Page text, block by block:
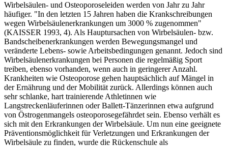
Wirbelsäulen- und Osteoporoseleiden werden von Jahr zu Jahr
häufiger. "In den letzten 15 Jahren haben die Krankschreibungen
wegen Wirbelsäulenerkrankungen um 3000 % zugenommen"
(KAISSER 1993, 4). Als Hauptursachen von Wirbelsäulen- bzw.
Bandscheibenerkrankungen werden Bewegungsmangel und
veränderte Lebens- sowie Arbeitsbedingungen genannt. Jedoch sind
Wirbelsäulenerkrankungen bei Personen die regelmäßig Sport
treiben, ebenso vorhanden, wenn auch in geringerer Anzahl.
Krankheiten wie Osteoporose gehen hauptsächlich auf Mängel in
der Ernährung und der Mobilität zurück. Allerdings können auch
sehr schlanke, hart trainierende Athletinnen wie
Langstreckenläuferinnen oder Ballett-Tänzerinnen etwa aufgrund
von Östrogenmangels osteoporosegefährdet sein. Ebenso verhält es
sich mit den Erkrankungen der Wirbelsäule. Um nun eine geeignete
Präventionsmöglichkeit für Verletzungen und Erkrankungen der
Wirbelsäule zu finden, wurde die Rückenschule als